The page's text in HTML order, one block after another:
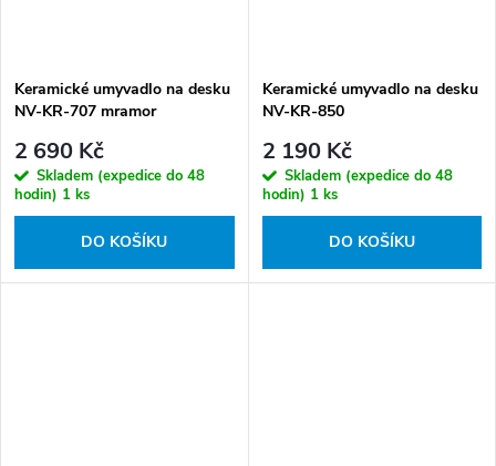
Keramické umyvadlo na desku
NV-KR-707 mramor
2 690 Kč
Skladem (expedice do 48
hodin) 1 ks
DO KOŠÍKU
Keramické umyvadlo na desku
NV-KR-850
2 190 Kč
Skladem (expedice do 48
hodin) 1 ks
DO KOŠÍKU